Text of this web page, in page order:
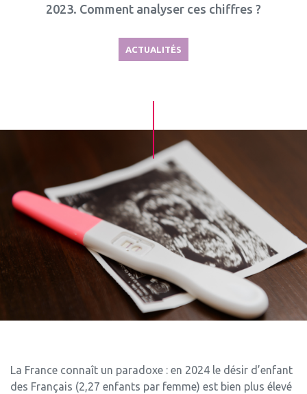
2023. Comment analyser ces chiffres ?
ACTUALITÉS
La France connaît un paradoxe : en 2024 le désir d’enfant
des Français (2,27 enfants par femme) est bien plus élevé